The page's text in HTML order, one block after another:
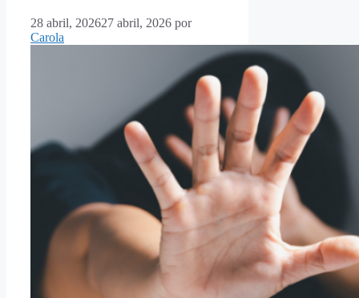
28 abril, 202627 abril, 2026 por
Carola